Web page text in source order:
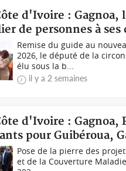
d'Ivoire : Gagnoa,
de personnes à ses
Remise du guide au
2026, le député de la
élu sous la b...
il y a 2 semaines
d'Ivoire : Gagnoa,
pour Guibéroua,
Pose de la pierre des
et de la Couverture